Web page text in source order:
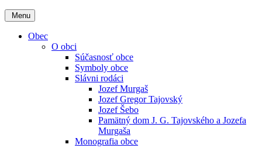
Menu
Obec
O obci
Súčasnosť obce
Symboly obce
Slávni rodáci
Jozef Murgaš
Jozef Gregor Tajovský
Jozef Šebo
Pamätný dom J. G. Tajovského a Jozefa
Murgaša
Monografia obce